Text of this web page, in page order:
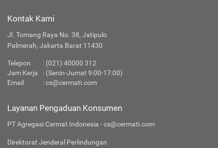
Kontak Kami
Jl. Tomang Raya No. 38, Jatipulo
Palmerah, Jakarta Barat 11430
Telepon : (021) 40000 312
Jam Kerja
: (Senin-Jumat 9:00-17:00)
Email
:cs@cermati.com
Layanan Pengaduan Konsumen
PT Agregasi Cermat Indonesia - cs@cermati.com
Direktorat Jenderal Perlindungan